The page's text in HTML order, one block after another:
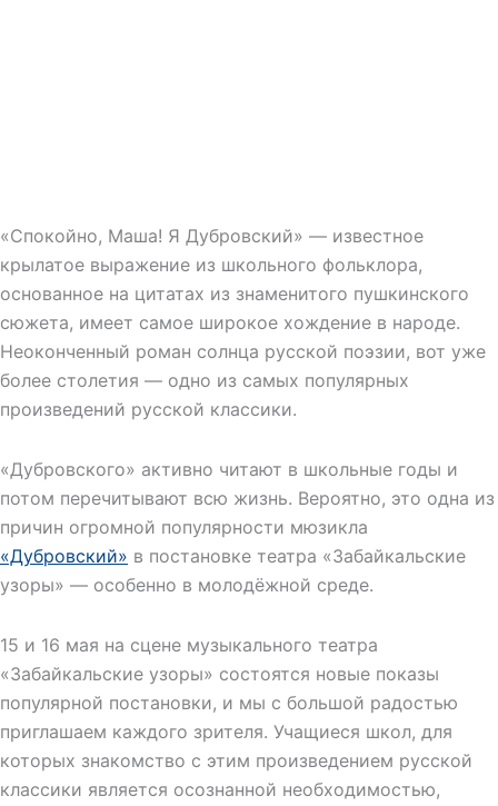
«Спокойно, Маша! Я Дубровский» — известное
крылатое выражение из школьного фольклора,
основанное на цитатах из знаменитого пушкинского
сюжета, имеет самое широкое хождение в народе.
Неоконченный роман солнца русской поэзии, вот уже
более столетия — одно из самых популярных
произведений русской классики.
«Дубровского» активно читают в школьные годы и
потом перечитывают всю жизнь. Вероятно, это одна из
причин огромной популярности мюзикла
«Дубровский» в постановке театра «Забайкальские
узоры» — особенно в молодёжной среде.
15 и 16 мая на сцене музыкального театра
«Забайкальские узоры» состоятся новые показы
популярной постановки, и мы с большой радостью
приглашаем каждого зрителя. Учащиеся школ, для
которых знакомство с этим произведением русской
классики является осознанной необходимостью,